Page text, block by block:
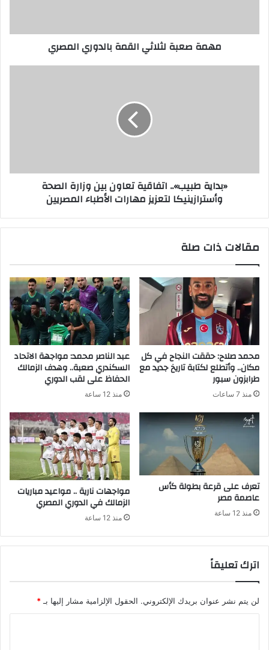
مهمة صعبة لثلاثي القمة بالدوري المصري
«بداية طبيب».. اتفاقية تعاون بين وزارة الصحة
وأسترازينيكا لتعزيز مهارات الأطباء المصريين
مقالات ذات صلة
محمد صلاح: حققت النجاح في كل
مكان.. وأتطلع لكتابة تاريخ جديد مع
طرابزون سبور
منذ 7 ساعات
عبد الناصر محمد: مواجهة الاتحاد
السكندري صعبة.. وهدف الزمالك
الحفاظ على لقب الدوري
منذ 12 ساعة
تعرف على قرعة بطولة كأس
عاصمة مصر
منذ 12 ساعة
مواجهات نارية .. مواعيد مباريات
الزمالك في الدوري المصري
منذ 12 ساعة
اترك تعليقاً
لن يتم نشر عنوان بريدك الإلكتروني. الحقول الإلزامية مشار إليها بـ *